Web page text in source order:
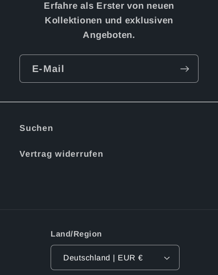
Erfahre als Erster von neuen
Kollektionen und exklusiven
Angeboten.
E-Mail
Suchen
Vertrag widerrufen
Land/Region
Deutschland | EUR €